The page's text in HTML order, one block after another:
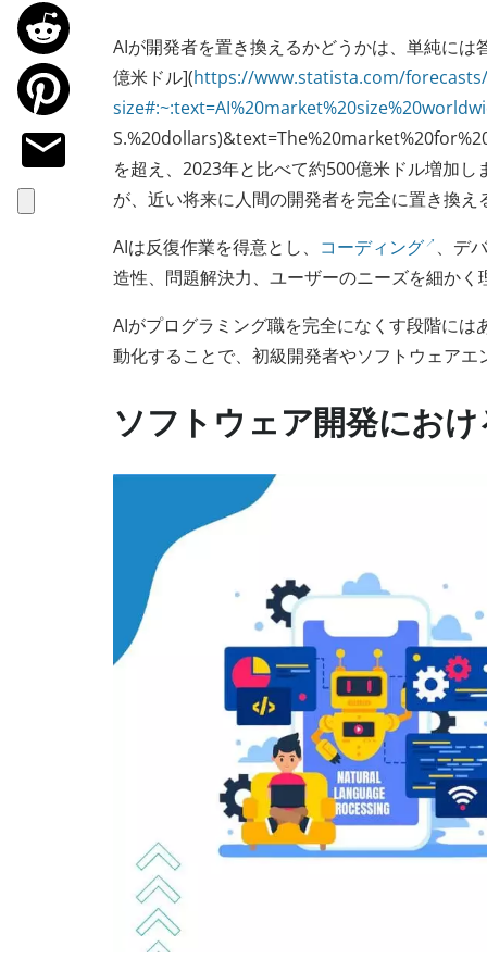
AIが開発者を置き換えるかどうかは、単純に
億米ドル](https://www.statista.com/
を超え、2023年と比べて約500億米ドル増加
が、近い将来に人間の開発者を完全に置き換
AIは反復作業を得意とし、 コーディング 、デ
造性、問題解決力、ユーザーのニーズを細か
AIがプログラミング職を完全になくす段階に
動化することで、初級開発者やソフトウェア
ソフトウェア開発にお